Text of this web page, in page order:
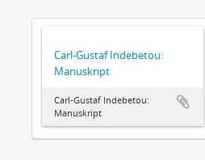
Carl-Gustaf Indebetou:
Manuskript
Carl-Gustaf Indebetou:
Manuskript